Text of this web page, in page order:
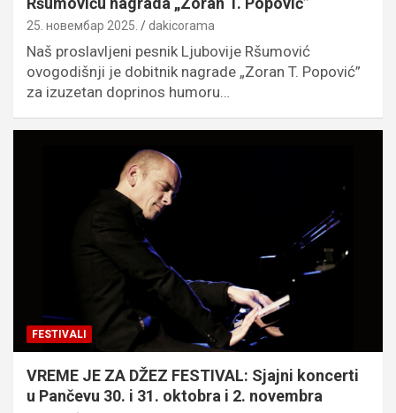
25. новембар 2025. dakicorama
Naš proslavljeni pesnik Ljubovije Ršumović
ovogodišnji je dobitnik nagrade „Zoran T. Popović”
za izuzetan doprinos humoru…
FESTIVALI
VREME JE ZA DŽEZ FESTIVAL: Sjajni koncerti
u Pančevu 30. i 31. oktobra i 2. novembra